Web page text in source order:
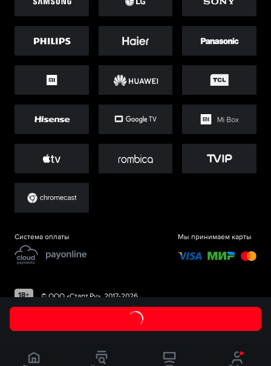
Система оплаты Мы принимаем карты
©ООО «Старт.Ру», 2017-2026